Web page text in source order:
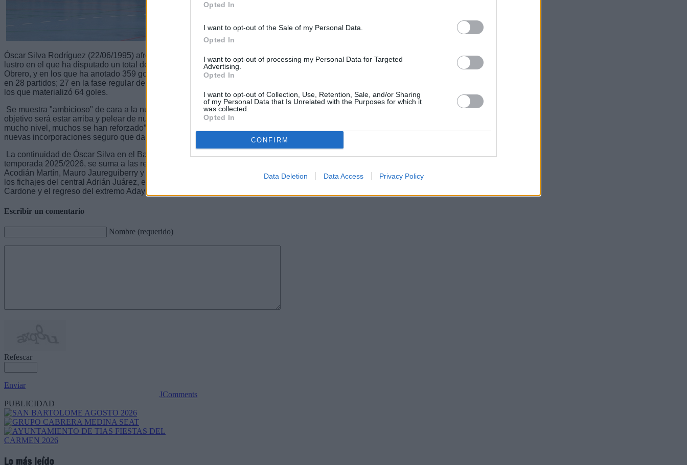
Opted In
I want to opt-out of the Sale of my Personal Data.
Opted In
I want to opt-out of processing my Personal Data for Targeted
Advertising.
Opted In
I want to opt-out of Collection, Use, Retention, Sale, and/or Sharing
of my Personal Data that Is Unrelated with the Purposes for which it
was collected.
Opted In
CONFIRM
Data Deletion Data Access Privacy Policy
Óscar Silva Rodríguez (22/06/1995) afronta su quinta temporada consecutiva en el equipo. Un
lustro en el que ha disputado un total de 123 partidos oficiales con la camiseta del CB San José
Obrero, y en los que ha anotado 359 goles. En la pasada campaña, el central gallego participó
en 28 partidos; 27 en la fase regular de la División de Honor Plata y 1 en la Copa del Rey, y en
los que materializó 64 goles.
Se muestra "ambicioso" de cara a la nueva temporada en la Primera Nacional y afirma que “el
objetivo será estar arriba y pelear de nuevo por el ascenso”. Silva espera un año con “rivales de
mucho nivel, muchos se han reforzado” y apunta que “nosotros tenemos ya una base y con las
nuevas incorporaciones seguro que daremos todo por volver a pelear por el ascenso”.
La continuidad de Óscar Silva en el Balonmano Lanzarote Ciudad de Arrecife de cara a la
temporada 2025/2026, se suma a las renovaciones de Javi Aragón, Ángel Iglesias, Abián Martín,
Acodián Martín, Mauro Jaureguiberry y Javi Santana. Además, la dirección deportiva ha cerrado
los fichajes del central Adrián Juárez, el guardameta Saúl Rodríguez, el pivote Santiago
Cardone y el regreso del extremo Aday González.
Escribir un comentario
Nombre (requerido)
Refescar
Enviar
JComments
PUBLICIDAD
Lo más leído